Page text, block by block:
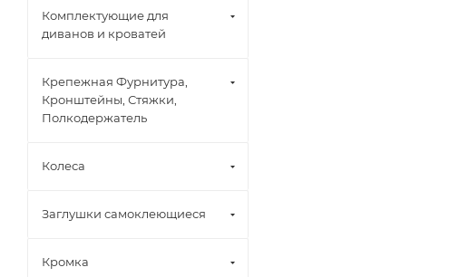
Комплектующие для
диванов и кроватей
Крепежная Фурнитура,
Кронштейны, Стяжки,
Полкодержатель
Колеса
Заглушки самоклеющиеся
Кромка